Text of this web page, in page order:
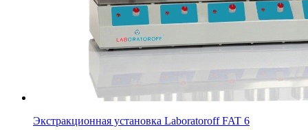
Экстракционная установка Laboratoroff FAT 6